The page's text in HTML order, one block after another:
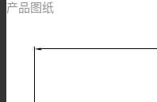
产品图纸